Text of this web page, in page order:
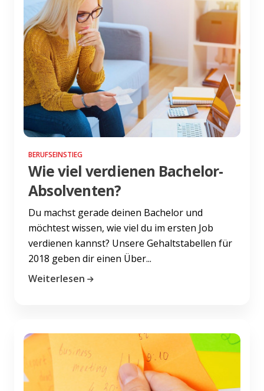
BERUFSEINSTIEG
Wie viel verdienen Bachelor-
Absolventen?
Du machst gerade deinen Bachelor und
möchtest wissen, wie viel du im ersten Job
verdienen kannst? Unsere Gehaltstabellen für
2018 geben dir einen Über...
Weiterlesen